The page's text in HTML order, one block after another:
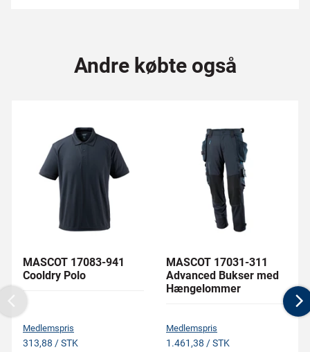
Andre købte også
MASCOT 17083-941
Cooldry Polo
Medlemspris
313,88 / STK
MASCOT 17031-311
Advanced Bukser med
Hængelommer
Medlemspris
1.461,38 / STK
Previous